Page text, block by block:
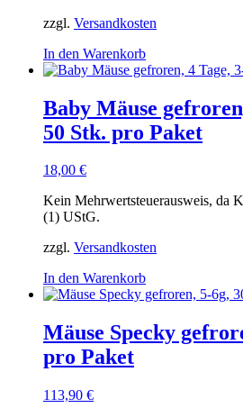
zzgl. Versandkosten
In den Warenkorb
Baby Mäuse
50 Stk. pro Paket
18,00 €
Kein Mehrwertsteuerausweis, da
(1) UStG.
zzgl. Versandkosten
In den Warenkorb
Mäuse Specky
pro Paket
113,90 €